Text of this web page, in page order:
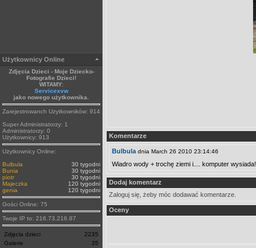
Użytkownicy Online
Zdjęcia Dzieci - Moje Dziecko-
Fotografie Dzieci!
WITAMY:
Servicexvw
jako nowego użytkownika.
Zarejestrowanch Uzytkowników: 914
Super Administratorzy: 1
Administratorzy: 0
Użytkownicy: 913
Użytkownicy Online:
Bulbula
30 tygodni
Bunia
30 tygodni
piotr
30 tygodni
Majeczka
120 tygodni
genia
120 tygodni
Gości Online: 75
Twoje IP to: 216.73.216.87
Zdjęcia dzieci
2235
Galerie
35
Komentarze
Bulbula dnia March 26 2010 23:14:46
Wiadro wody + trochę ziemi i.... komputer wysiada!
Dodaj komentarz
Zaloguj się, żeby móc dodawać komentarze.
Oceny